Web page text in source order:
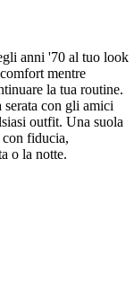
anni '70 al tuo look
mentre
la tua routine.
serata con gli amici
outfit. Una suola
con fiducia,
o la notte.